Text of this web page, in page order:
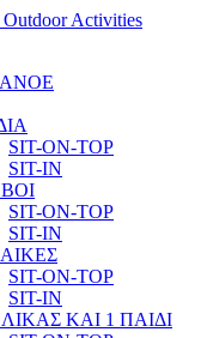
SIT-ON-TOP
SIT-IN
SIT-ON-TOP
SIT-IN
SIT-ON-TOP
SIT-IN
ΚΑΙ 1 ΠΑΙΔΙ